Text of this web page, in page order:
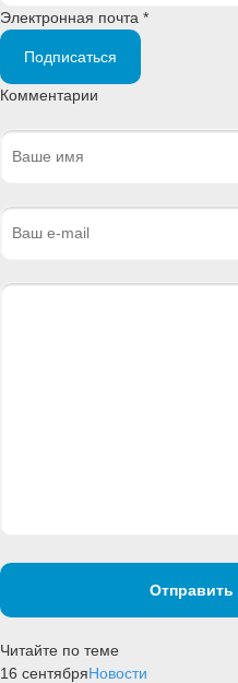
Электронная почта *
Подписаться
Комментарии
Отправить
Читайте по теме
16 сентябряНовости